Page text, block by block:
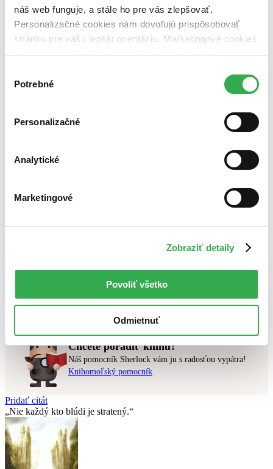
náš web funguje, a stále ho pre vás zlepšovať.
Personalizačné cookies nám dovoľujú prispôsobovať
stránku pre vašu lepšiu orientáciu. Marketingové cookies
nám zas umožňujú zobrazenie relevantnej reklamy.
nám pomohlo, keby sme mohli používať všetky tieto
súhlasu
Potrebné
Personalizačné
Analytické
Marketingové
Zobraziť detaily
Povoliť všetko
Odmietnuť
čítaná (0 titulov)čítaná
čítaná - výborný stav (0 titulov)čítaná - výborný stav
čítaná - mierne opotrebovaná (0 titulov) čítaná - mierne
opotrebovaná
čítané verzie vypredaných kníh (0 titulov)čítané verzie
Zúžiť výber
Zoradiť
Novinky
Najvyššia zľava
Zrušiť filtre
Skúste prosím zmeniť vyhľadávaný výraz.
Chcete poradiť knihu?
Náš pomocník Sherlock vám ju s radosťou vypátra!
Knihomoľský pomocník
Pridať citát
Nie každý kto blúdi je stratený.